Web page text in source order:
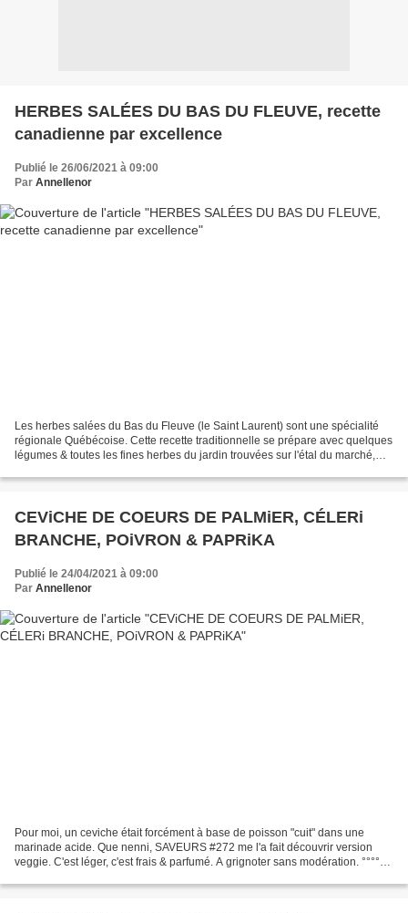
HERBES SALÉES DU BAS DU FLEUVE, recette
canadienne par excellence
Publié le 26/06/2021 à 09:00
Par Annellenor
Les herbes salées du Bas du Fleuve (le Saint Laurent) sont une spécialité
régionale Québécoise. Cette recette traditionnelle se prépare avec quelques
légumes & toutes les fines herbes du jardin trouvées sur l'étal du marché,
CEViCHE DE COEURS DE PALMiER, CÉLERi
BRANCHE, POiVRON & PAPRiKA
Publié le 24/04/2021 à 09:00
Par Annellenor
Pour moi, un ceviche était forcément à base de poisson "cuit" dans une
marinade acide. Que nenni, SAVEURS #272 me l'a fait découvrir version
veggie. C'est léger, c'est frais & parfumé. A grignoter sans modération. °°°°